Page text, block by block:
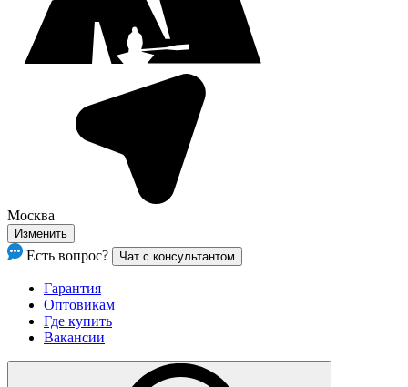
Москва
Изменить
Есть вопрос? Чат с консультантом
Гарантия
Оптовикам
Где купить
Вакансии